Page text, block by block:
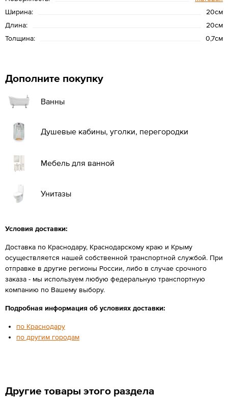
Ширина:
20см
Длина:
20см
Толщина:
0,7см
Дополните покупку
Ванны
Душевые кабины, уголки, перегородки
Мебель для ванной
Унитазы
Условия доставки:
Доставка по Краснодару, Краснодарскому краю и Крыму
осуществляется нашей собственной транспортной службой. При
отправке в другие регионы России, либо в случае срочного
заказа - мы используем любую федеральную транспортную
компанию по Вашему выбору.
Подробная информация об условиях доставки:
по Краснодару
по другим городам
Другие товары этого раздела